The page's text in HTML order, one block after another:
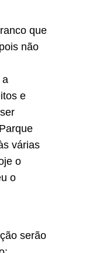
que
não
a
e
várias
o
o
serão